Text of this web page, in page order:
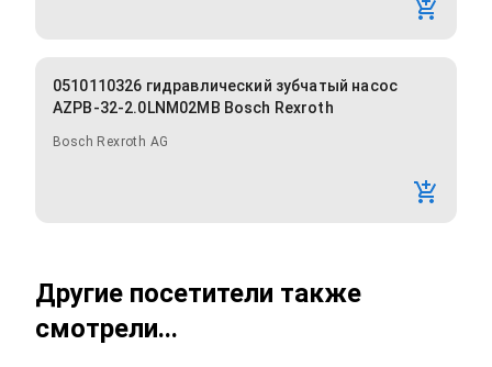
0510110326 гидравлический зубчатый насос
AZPB-32-2.0LNM02MB Bosch Rexroth
Bosch Rexroth AG
Другие посетители также
смотрели...